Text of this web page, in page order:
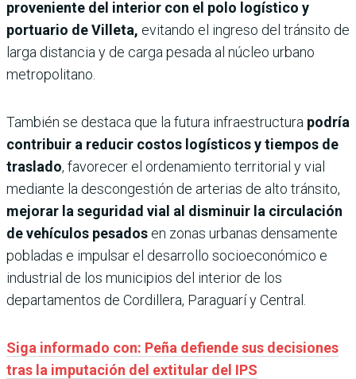
proveniente del interior con el polo logístico y
portuario de Villeta, evitando el ingreso del tránsito de
larga distancia y de carga pesada al núcleo urbano
metropolitano.
También se destaca que la futura infraestructura podría
contribuir a reducir costos logísticos y tiempos de
traslado, favorecer el ordenamiento territorial y vial
mediante la descongestión de arterias de alto tránsito,
mejorar la seguridad vial al disminuir la circulación
de vehículos pesados en zonas urbanas densamente
pobladas e impulsar el desarrollo socioeconómico e
industrial de los municipios del interior de los
departamentos de Cordillera, Paraguarí y Central.
Siga informado con: Peña defiende sus decisiones
tras la imputación del extitular del IPS